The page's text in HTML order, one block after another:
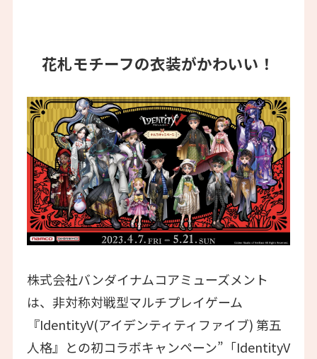
花札モチーフの衣装がかわいい！
株式会社バンダイナムコアミューズメント
は、非対称対戦型マルチプレイゲーム
『IdentityV(アイデンティティファイブ) 第五
人格』との初コラボキャンペーン”「IdentityV